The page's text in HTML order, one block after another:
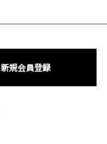
新規会員登録